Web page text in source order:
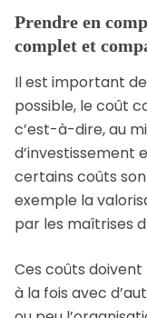
Prendre en
complet et
Il est important
possible, le coût
c’est-à-dire, au
d’investissement
certains coûts
exemple la
par les maîtrises
Ces coûts
à la fois avec